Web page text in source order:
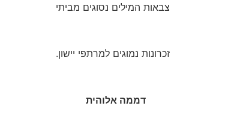
צבאות המילים נסוגים מביתי
זכרונות נמוגים למרתפי יישון.
דממה אלוהית